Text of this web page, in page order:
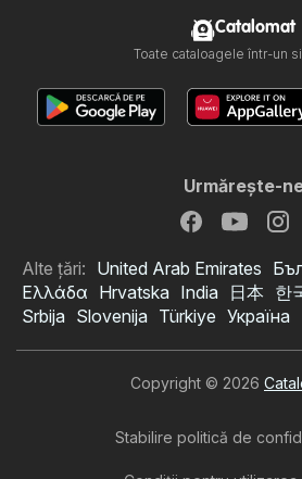
Catalomat
Toate cataloagele într-un
Urmăreşte-
Alte țări: United Arab Emirates
Ελλάδα Hrvatska India 日本 한
Srbija Slovenija Türkiye Україна
Copyright © 2026
Stabilire politică de